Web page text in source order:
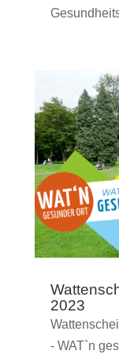
2023
- WAT`n